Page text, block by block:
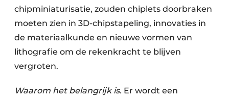
chipminiaturisatie, zouden chiplets doorbraken
moeten zien in 3D-chipstapeling, innovaties in
de materiaalkunde en nieuwe vormen van
lithografie om de rekenkracht te blijven
vergroten.
Waarom het belangrijk is. Er wordt een